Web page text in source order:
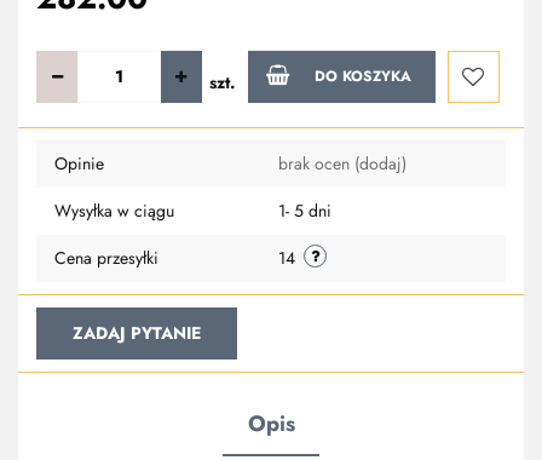
szt. DO KOSZYKA
Do
Opinie brak ocen (dodaj)
Wysyłka w ciągu
1- 5 dni
Cena przesyłki
14
ZADAJ PYTANIE
Opis